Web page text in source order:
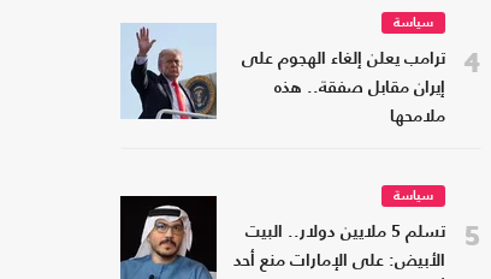
4
سياسة
ترامب يعلن إلغاء الهجوم على
إيران مقابل صفقة.. هذه
ملامحها
5
سياسة
تسلم 5 ملايين دولار.. البيت
الأبيض: على الإمارات منع أحد